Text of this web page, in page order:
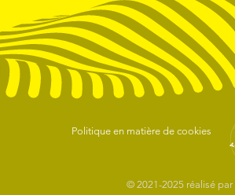
Politique en matière de cookies
© 2021-2025 réalisé par